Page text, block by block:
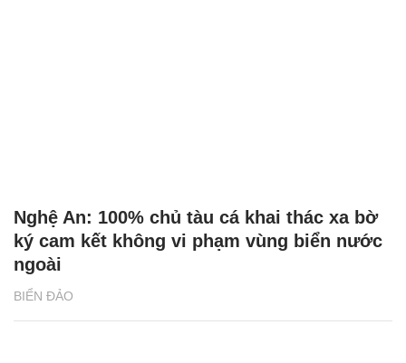
BIỂN ĐẢO
Nghệ An: 100% chủ tàu cá khai thác xa bờ
ký cam kết không vi phạm vùng biển nước
ngoài